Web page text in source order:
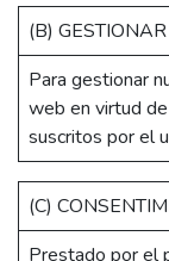
(B)
Para gestionar
web en virtud
suscritos por el
(C)
Prestado por el